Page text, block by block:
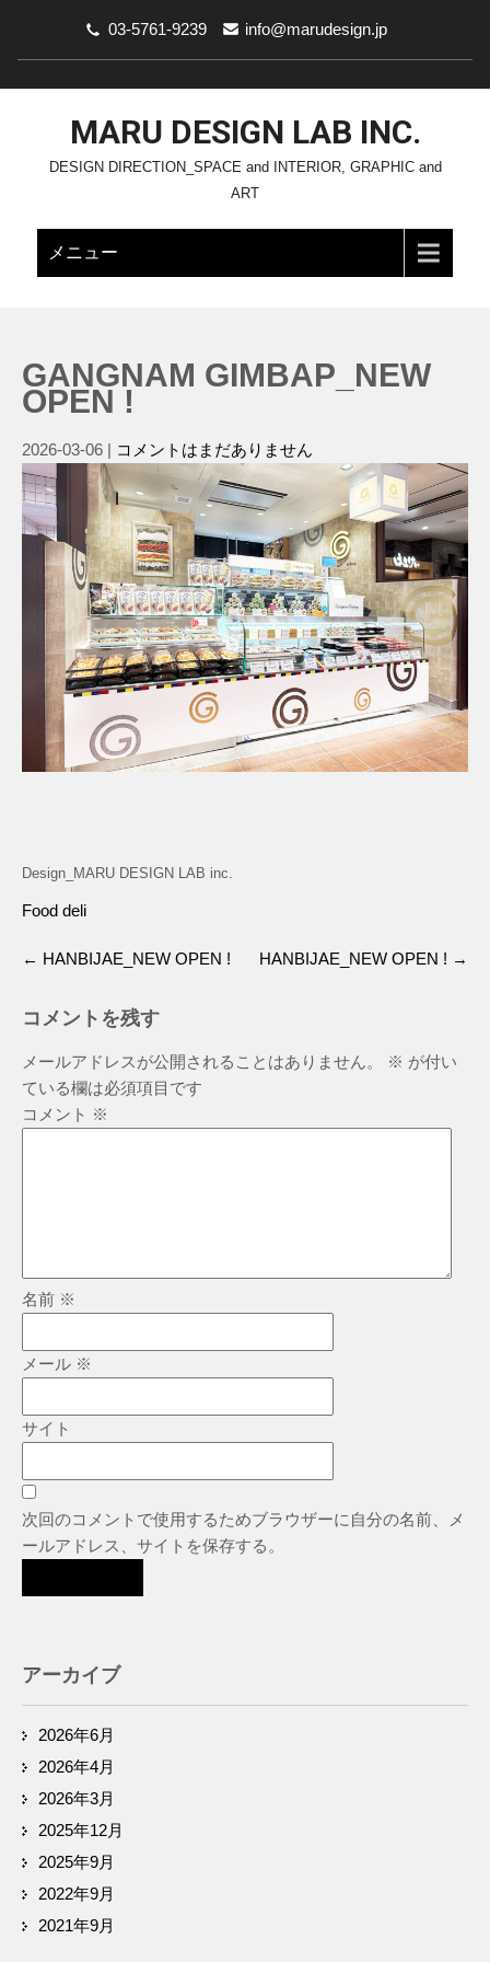
03-5761-9239 info@marudesign.jp
MARU DESIGN LAB INC.
DESIGN DIRECTION_SPACE and INTERIOR, GRAPHIC and
ART
メニュー
GANGNAM GIMBAP_NEW
OPEN !
2026-03-06 | コメントはまだありません
Design_MARU DESIGN LAB inc.
Food deli
← HANBIJAE_NEW OPEN ! HANBIJAE_NEW OPEN ! →
コメントを残す
メールアドレスが公開されることはありません。 ※ が付い
ている欄は必須項目です
コメント ※
名前 ※
メール ※
サイト
次回のコメントで使用するためブラウザーに自分の名前、メ
ールアドレス、サイトを保存する。
アーカイブ
2026年6月
2026年4月
2026年3月
2025年12月
2025年9月
2022年9月
2021年9月